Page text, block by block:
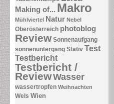
Making of... Makro
Mühlviertel Natur Nebel
Oberösterreich photoblog
Review Sonnenaufgang
sonnenuntergang Stativ Test
Testbericht
Testbericht /
ReviewWasser
wassertropfen Weihnachten
Wels Wien